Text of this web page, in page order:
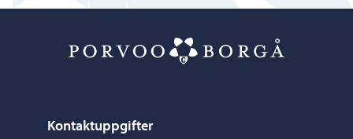
Kontaktuppgifter